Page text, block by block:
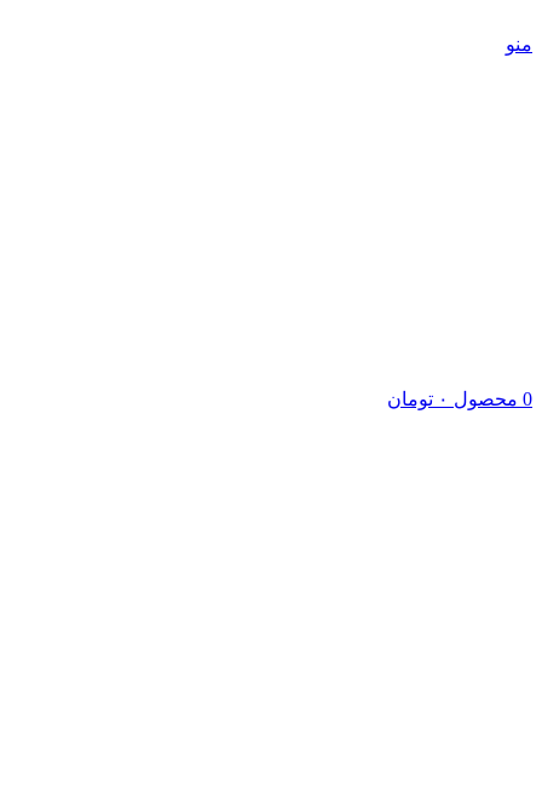
منو
0 محصول ۰ تومان